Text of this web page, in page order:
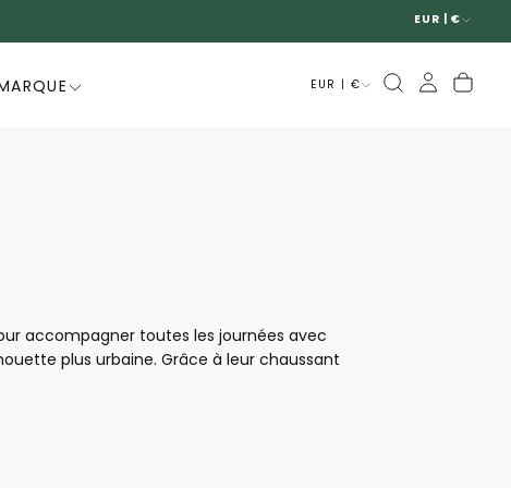
EUR | €
EUR | €
accompagner toutes les journées avec
plus urbaine. Grâce à leur chaussant
de marche au quotidien. Modernes,